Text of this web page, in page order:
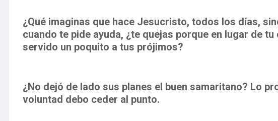
¿Qué imaginas que hace Jesucristo, todos los días,
cuando te pide ayuda, ¿te quejas porque en lugar de
servido un poquito a tus prójimos?
¿No dejó de lado sus planes el buen samaritano? Lo
voluntad debo ceder al punto.